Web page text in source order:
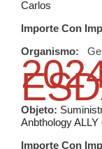
Carlos
Importe Con
Organismo:
Objeto:
Anbthology
Importe Con